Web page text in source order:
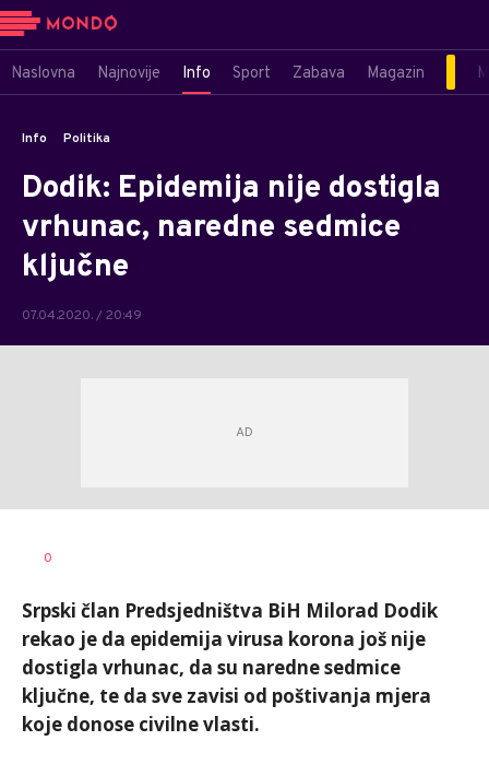
Naslovna Najnovije Info Sport Zabava Magazin
Info Politika
Dodik: Epidemija nije dostigla
vrhunac, naredne sedmice
ključne
07.04.2020. / 20:49
AUTOR
0
Srpski član Predsjedništva BiH Milorad Dodik
rekao je da epidemija virusa korona još nije
dostigla vrhunac, da su naredne sedmice
ključne, te da sve zavisi od poštivanja mjera
koje donose civilne vlasti.